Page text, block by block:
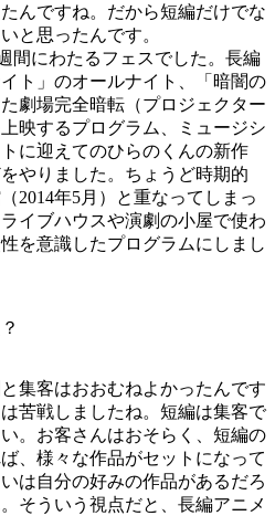
んですね。だから短編だけでな
と思ったんです。
間にわたるフェスでした。長編
ト」のオールナイト、「暗闇の
劇場完全暗転（プロジェクター
映するプログラム、ミュージシ
に迎えてのひらのくんの新作
やりました。ちょうど時期的
2014年5月）と重なってしまっ
イブハウスや演劇の小屋で使わ
を意識したプログラムにしまし
集客はおおむねよかったんです
苦戦しましたね。短編は集客で
。お客さんはおそらく、短編の
、様々な作品がセットになって
は自分の好みの作品があるだろ
そういう視点だと、長編アニメ